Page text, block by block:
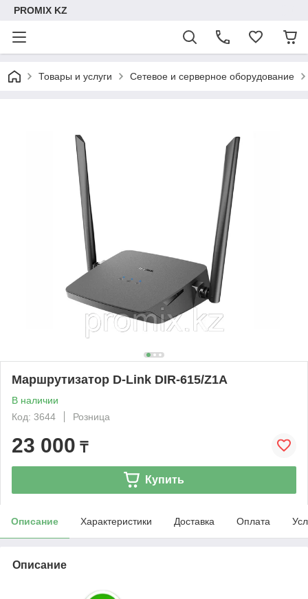
PROMIX KZ
Товары и услуги Сетевое и серверное оборудование
Маршрутизатор D-Link DIR-615/Z1A
В наличии
Код: 3644
Розница
23 000 ₸
Купить
Описание Характеристики Доставка Оплата
Описание